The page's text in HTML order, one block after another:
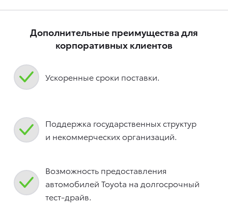
Дополнительные преимущества для
корпоративных клиентов
Ускоренные сроки поставки.
Поддержка государственных структур
и некоммерческих организаций.
Возможность предоставления
автомобилей Toyota на долгосрочный
тест-драйв.